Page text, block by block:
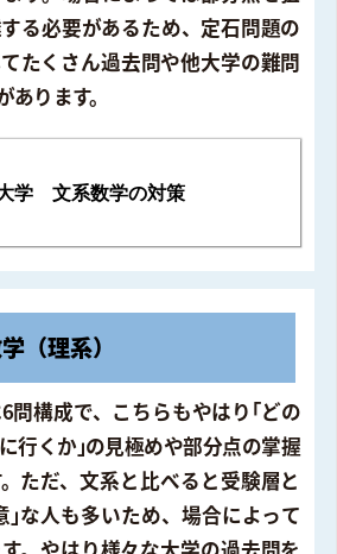
る必要があるため、定石問題の
たくさん過去問や他大学の難問
ります。
学 文系数学の対策
（理系）
問構成で、こちらもやはり｢どの
行くか｣の見極めや部分点の掌握
ただ、文系と比べると受験層と
｣な人も多いため、場合によって